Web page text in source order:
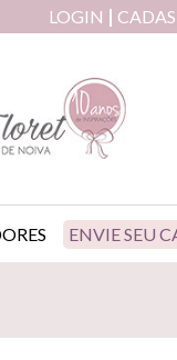
LOGIN
ENVIE SEU